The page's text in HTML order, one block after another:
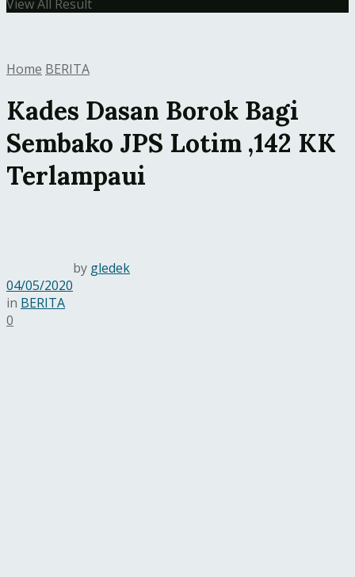
View All Result
Home BERITA
Kades Dasan Borok Bagi
Sembako JPS Lotim ,142 KK
Terlampaui
by gledek
04/05/2020
in BERITA
0